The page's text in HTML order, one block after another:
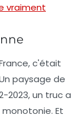
vraiment
c'était
paysage de
2023, un truc a
Et